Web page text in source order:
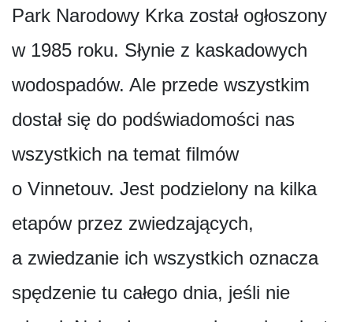
Park Narodowy Krka został ogłoszony
w 1985 roku. Słynie z kaskadowych
wodospadów. Ale przede wszystkim
dostał się do podświadomości nas
wszystkich na temat filmów
o Vinnetouv. Jest podzielony na kilka
etapów przez zwiedzających,
a zwiedzanie ich wszystkich oznacza
spędzenie tu całego dnia, jeśli nie